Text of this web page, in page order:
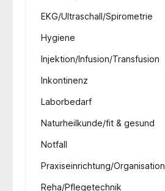
EKG/Ultraschall/Spirometrie
Hygiene
Injektion/Infusion/Transfusion
Inkontinenz
Laborbedarf
Naturheilkunde/fit & gesund
Notfall
Praxiseinrichtung/Organisation
Reha/Pflegetechnik